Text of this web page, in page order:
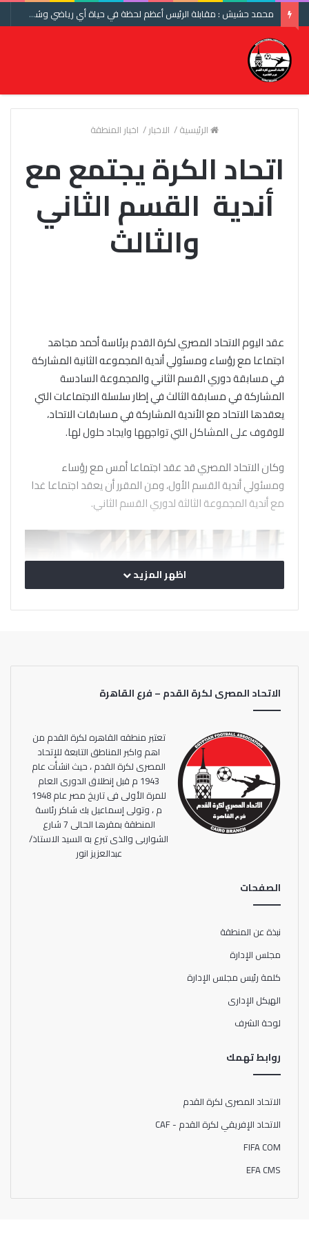
محمد حشيش : مقابلة الرئيس أعظم لحظة في حياة أي رياضي وشكرا اتحاد الكرة ومنتخب مصر
الرئيسية/ الاخبار/ اخبار المنطقة
اتحاد الكرة يجتمع مع
أندية القسم الثاني
والثالث
عقد اليوم الاتحاد المصري لكرة القدم برئاسة أحمد مجاهد
اجتماعا مع رؤساء ومسئولي أندية المجموعه الثانية المشاركة
في مسابقة دوري القسم الثاني والمجموعة السادسة
المشاركة في مسابقة الثالث في إطار سلسلة الاجتماعات التي
يعقدها الاتحاد مع الأندية المشاركة في مسابقات الاتحاد،
للوقوف على المشاكل التي تواجهها وايجاد حلول لها.
وكان الاتحاد المصري قد عقد اجتماعا أمس مع رؤساء
ومسئولي أندية القسم الأول، ومن المقرر أن يعقد اجتماعا غدا
مع أندية المجموعة الثالثة لدوري القسم الثاني.
اظهر المزيد
الاتحاد المصرى لكرة القدم – فرع القاهرة
تعتبر منطقه القاهره لكرة القدم من
اهم واكبر المناطق التابعة للإتحاد
المصرى لكرة القدم ، حيث انشأت عام
1943 م قبل إنطلاق الدورى العام
للمرة الأولى فى تاريخ مصر عام 1948
م ، وتولى إسماعيل بك شاكر رئاسة
المنطقة بمقرها الحالى 7 شارع
الشواربى والذى تبرع به السيد الاستاذ/
عبدالعزيز انور
الصفحات
نبذة عن المنطقة
مجلس الإدارة
كلمة رئيس مجلس الإدارة
الهيكل الإدارى
لوحة الشرف
روابط تهمك
الاتحاد المصرى لكرة القدم
الاتحاد الإفريقي لكرة القدم - CAF
FIFA COM
EFA CMS